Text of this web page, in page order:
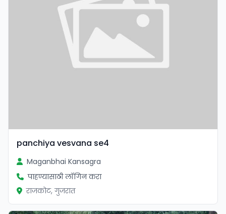
panchiya vesvana se4
Maganbhai Kansagra
पाहण्यासाठी लॉगिन करा
राजकोट, गुजरात